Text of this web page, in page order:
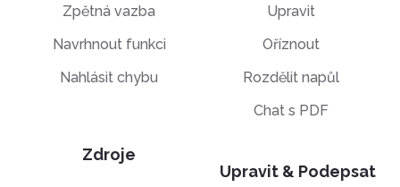
Zpětná vazba
Navrhnout funkci
Nahlásit chybu
Zdroje
Upravit
Oříznout
Rozdělit napůl
Chat s PDF
Upravit & Podepsat